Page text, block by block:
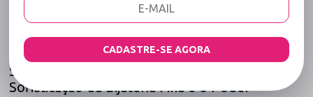
Calcinha Aberta com Transparência Lingerie
Sexy Bibi: O Equilíbrio Perfeito Entre a
Sofisticação da Bijuteria Fina e o Poder
CADASTRE-SE AGORA